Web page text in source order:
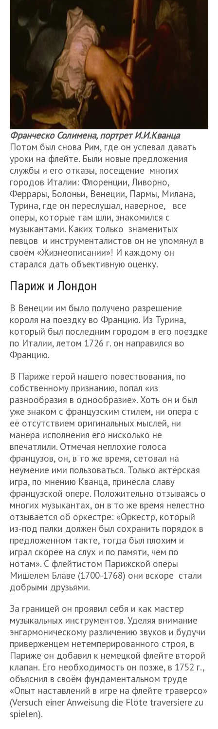
Франческо Солимена, портрет И.И.Кванца
Потом был снова Рим, где он успевал давать
уроки на флейте. Были новые предложения
службы и его отказы, посещение многих
городов Италии: Флоренции, Ливорно,
Феррары, Болоньи, Венеции, Пармы, Милана,
Турина, где он переслушал, наверное, все
оперы, которые там шли, знакомился с
музыкантами. Каких только знаменитых
певцов и инструменталистов он не упомянул в
своём «Жизнеописании»! И каждому он
старался дать объективную оценку.
Париж и Лондон
В Венеции им было получено разрешение
короля на поездку во Францию. Из Турина,
который был последним городом в его поездке
по Италии, летом 1726 г. он направился во
Францию.
В Париже герой нашего повествования, по
собственному признанию, попал «из
разнообразия в однообразие». Хоть он и был
уже знаком с французским стилем, ни опера с
её отсутствием оригинальных мыслей, ни
манера исполнения его нисколько не
впечатлили. Отмечая неплохие голоса
французов, он, в то же время, сетовал на
неумение ими пользоваться. Только актёрская
игра, по мнению Кванца, принесла славу
французской опере. Положительно отзываясь о
многих музыкантах, он в то же время нелестно
отзывается об оркестре: «Оркестр, который
из-под палки должен был сохранить порядок в
предложенном такте, тогда был плохим и
играл скорее на слух и по памяти, чем по
нотам». С флейтистом Парижской оперы
Мишелем Блаве (1700-1768) они вскоре стали
добрыми друзьями.
За границей он проявил себя и как мастер
музыкальных инструментов. Уделяя внимание
энгармоническому различению звуков и будучи
приверженцем нетемперированного строя, в
Париже он добавил к немецкой флейте второй
клапан. Его необходимость он позже, в 1752 г.,
объяснил в своём фундаментальном труде
«Опыт наставлений в игре на флейте траверсо»
(Versuch einer Anweisung die Flöte traversiere zu
spielen).